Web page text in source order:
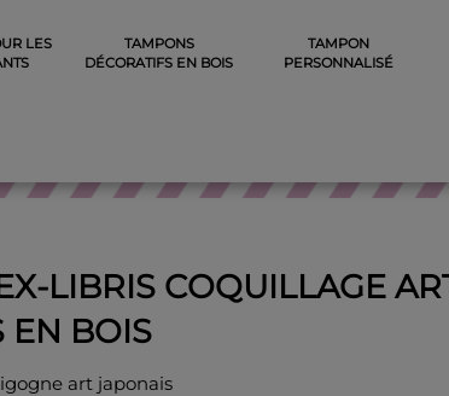
LES
TAMPONS
DÉCORATIFS EN BOIS
TAMPON
PERSONNALISÉ
EX-LIBRIS EN BOIS TAMPON EX-LIBRIS
LIBRIS COQUILLAGE
EN BOIS
art japonais